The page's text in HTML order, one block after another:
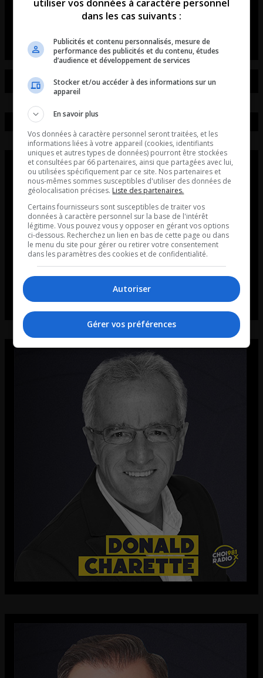
utiliser vos données à caractère personnel
dans les cas suivants :
Publicités et contenu personnalisés, mesure de
performance des publicités et du contenu, études
d’audience et développement de services
Stocker et/ou accéder à des informations sur un
appareil
En savoir plus
Vos données à caractère personnel seront traitées, et les
informations liées à votre appareil (cookies, identifiants
uniques et autres types de données) pourront être stockées
et consultées par 66 partenaires, ainsi que partagées avec lui,
ou utilisées spécifiquement par ce site. Nos partenaires et
nous-mêmes sommes susceptibles d'utiliser des données de
géolocalisation précises. Liste des partenaires.
Certains fournisseurs sont susceptibles de traiter vos
données à caractère personnel sur la base de l'intérêt
légitime. Vous pouvez vous y opposer en gérant vos options
ci-dessous. Recherchez un lien en bas de cette page ou dans
le menu du site pour gérer ou retirer votre consentement
dans les paramètres des cookies et de confidentialité.
Autoriser
Gérer vos préférences